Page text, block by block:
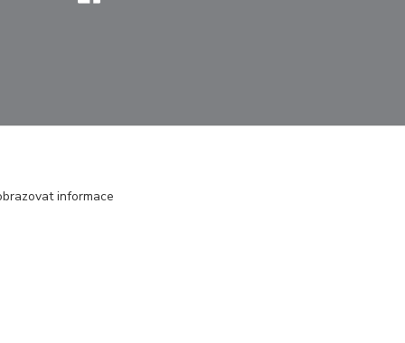
informace